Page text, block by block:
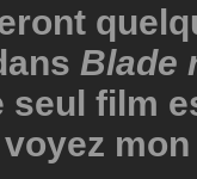
Blade
seul film